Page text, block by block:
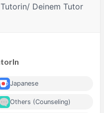
Deinem Tutor
Japanese
Others (Counseling)